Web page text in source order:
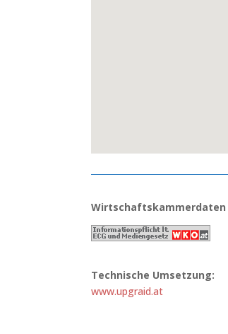
Wirtschaftskammerdaten
Technische Umsetzung:
www.upgraid.at